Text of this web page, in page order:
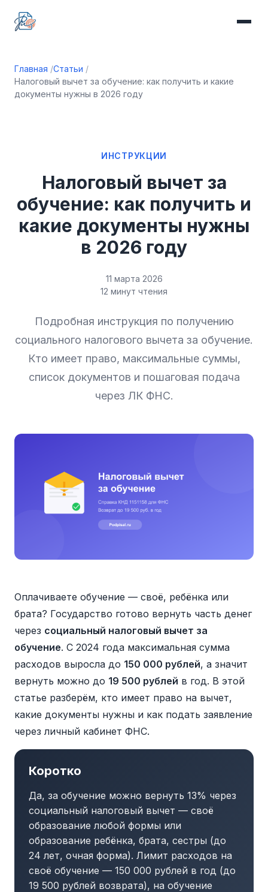
Главная Статьи
Налоговый вычет за обучение: как получить и какие
документы нужны в 2026 году
ИНСТРУКЦИИ
Налоговый вычет за
обучение: как получить и
какие документы нужны
в 2026 году
11 марта 2026
12 минут чтения
Подробная инструкция по получению
социального налогового вычета за обучение.
Кто имеет право, максимальные суммы,
список документов и пошаговая подача
через ЛК ФНС.
Оплачиваете обучение — своё, ребёнка или
брата? Государство готово вернуть часть денег
через социальный налоговый вычет за
обучение. С 2024 года максимальная сумма
расходов выросла до 150 000 рублей, а значит
вернуть можно до 19 500 рублей в год. В этой
статье разберём, кто имеет право на вычет,
какие документы нужны и как подать заявление
через личный кабинет ФНС.
Коротко
Да, за обучение можно вернуть 13% через
социальный налоговый вычет — своё
образование любой формы или
образование ребёнка, брата, сестры (до
24 лет, очная форма). Лимит расходов на
своё обучение — 150 000 рублей в год (до
19 500 рублей возврата), на обучение